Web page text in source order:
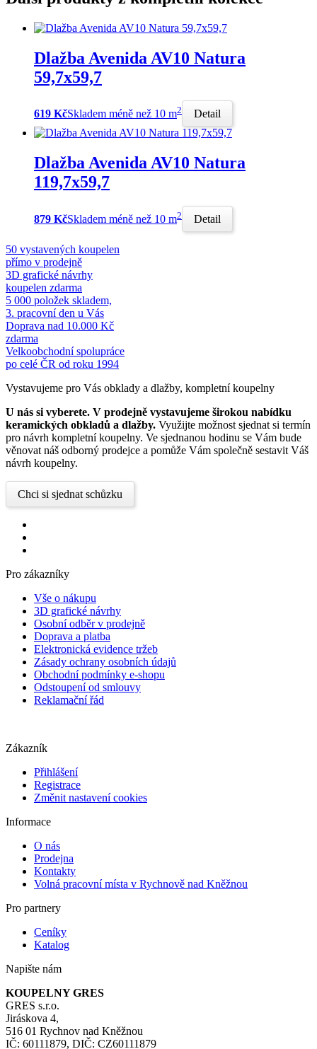
Dlažba Avenida AV10 Natura
59,7x59,7
619 KčSkladem méně než 10 m2 Detail
Dlažba Avenida AV10 Natura
119,7x59,7
879 KčSkladem méně než 10 m2 Detail
50 vystavených koupelen
přímo v prodejně
3D grafické návrhy
koupelen zdarma
5 000 položek skladem,
3. pracovní den u Vás
Doprava nad 10.000 Kč
zdarma
Velkoobchodní spolupráce
po celé ČR od roku 1994
Vystavujeme pro Vás obklady a dlažby, kompletní koupelny
U nás si vyberete. V prodejně vystavujeme širokou nabídku
keramických obkladů a dlažby. Využijte možnost sjednat si termín
pro návrh kompletní koupelny. Ve sjednanou hodinu se Vám bude
věnovat náš odborný prodejce a pomůže Vám společně sestavit Váš
návrh koupelny.
Chci si sjednat schůzku
Pro zákazníky
Vše o nákupu
3D grafické návrhy
Osobní odběr v prodejně
Doprava a platba
Elektronická evidence tržeb
Zásady ochrany osobních údajů
Obchodní podmínky e-shopu
Odstoupení od smlouvy
Reklamační řád
Zákazník
Přihlášení
Registrace
Změnit nastavení cookies
Informace
O nás
Prodejna
Kontakty
Volná pracovní místa v Rychnově nad Kněžnou
Pro partnery
Ceníky
Katalog
Napište nám
KOUPELNY GRES
GRES s.r.o.
Jiráskova 4,
516 01 Rychnov nad Kněžnou
IČ: 60111879, DIČ: CZ60111879